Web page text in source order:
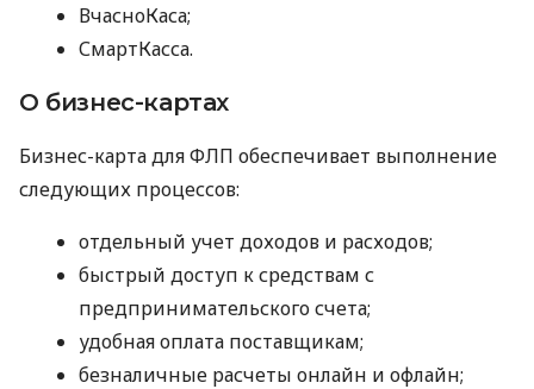
ВчасноКаса;
СмартКасса.
О бизнес-картах
Бизнес-карта для ФЛП обеспечивает выполнение
следующих процессов:
отдельный учет доходов и расходов;
быстрый доступ к средствам с
предпринимательского счета;
удобная оплата поставщикам;
безналичные расчеты онлайн и офлайн;